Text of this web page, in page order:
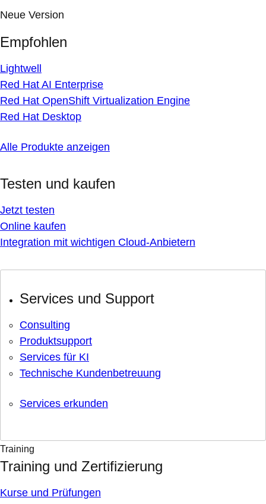
Neue Version
Empfohlen
Lightwell
Red Hat AI Enterprise
Red Hat OpenShift Virtualization Engine
Red Hat Desktop
Alle Produkte anzeigen
Testen und kaufen
Jetzt testen
Online kaufen
Integration mit wichtigen Cloud-Anbietern
Services und Support
Consulting
Produktsupport
Services für KI
Technische Kundenbetreuung
Services erkunden
Training
Training und Zertifizierung
Kurse und Prüfungen